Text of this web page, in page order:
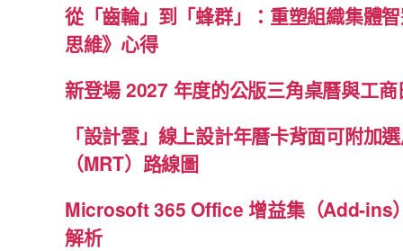
從「齒輪」到「蜂群」：重塑組織集體
思維》心得
新登場 2027 年度的公版三角桌曆與工
「設計雲」線上設計年曆卡背面可附加
（MRT）路線圖
Microsoft 365 Office 增益集（Add-ins
解析